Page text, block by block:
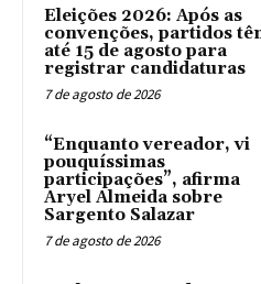
Eleições 2026: Após as
convenções, partidos
até 15 de agosto para
registrar candidaturas
7 de agosto de 2026
“Enquanto vereador, vi
pouquíssimas
participações”, afirma
Aryel Almeida sobre
Sargento Salazar
7 de agosto de 2026